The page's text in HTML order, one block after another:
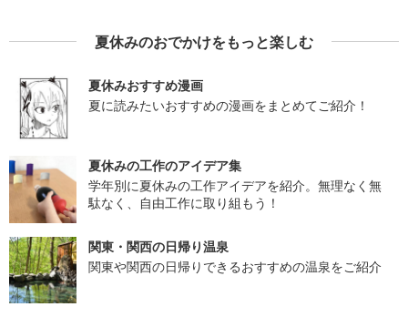
夏休みのおでかけをもっと楽しむ
夏休みおすすめ漫画
夏に読みたいおすすめの漫画をまとめてご紹介！
夏休みの工作のアイデア集
学年別に夏休みの工作アイデアを紹介。無理なく無
駄なく、自由工作に取り組もう！
関東・関西の日帰り温泉
関東や関西の日帰りできるおすすめの温泉をご紹介